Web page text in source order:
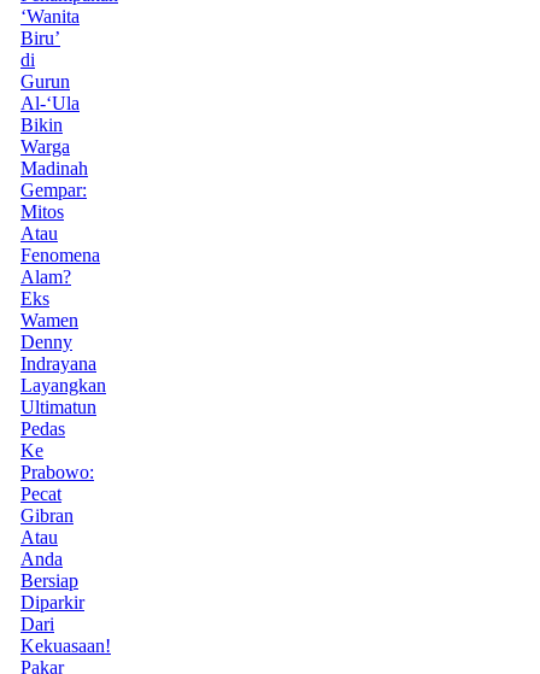
‘Wanita
Biru’
di
Gurun
Al-‘Ula
Bikin
Warga
Madinah
Gempar:
Mitos
Atau
Fenomena
Alam?
Eks
Wamen
Denny
Indrayana
Layangkan
Ultimatun
Pedas
Ke
Prabowo:
Pecat
Gibran
Atau
Anda
Bersiap
Diparkir
Dari
Kekuasaan!
Pakar